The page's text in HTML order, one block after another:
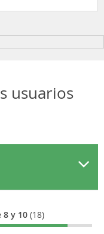
usuarios
8 y 10(18)